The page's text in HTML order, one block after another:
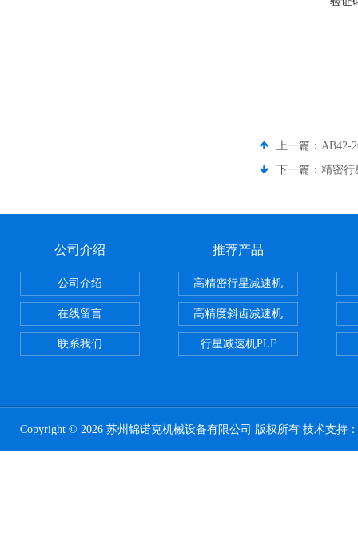
上一篇： AB42-
下一篇： 精密行
公司介绍
公司介绍
在线留言
联系我们
推荐产品
高精密行星减速机
高精度斜齿减速机
行星减速机PLF
Copyright © 2026 苏州锦诺克机械设备有限公司 版权所有 技术支持：